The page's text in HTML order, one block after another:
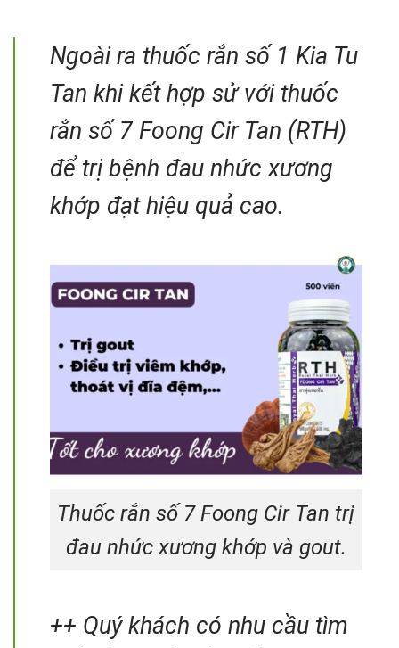
Ngoài ra thuốc rắn số 1 Kia Tu
Tan khi kết hợp sử với thuốc
rắn số 7 Foong Cir Tan (RTH)
để trị bệnh đau nhức xương
khớp đạt hiệu quả cao.
Thuốc rắn số 7 Foong Cir Tan trị
đau nhức xương khớp và gout.
++ Quý khách có nhu cầu tìm